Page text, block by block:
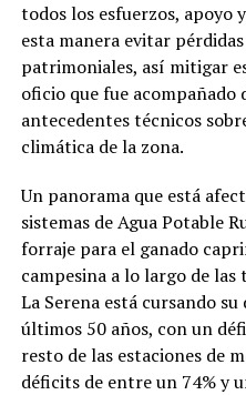
todos los esfuerzos, apoyo
esta manera evitar
patrimoniales, así mitigar
oficio que fue acompañado
antecedentes técnicos
climática de la zona.
Un panorama que está
sistemas de Agua Potable
forraje para el ganado
campesina a lo largo de
La Serena está cursando
últimos 50 años, con un
resto de las estaciones de
déficits de entre un 74% y